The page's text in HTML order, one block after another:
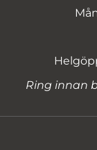
Ring innan